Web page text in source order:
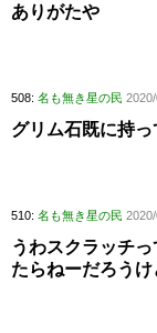
ありがたや
508: 名も無き星の民
グリム石既に持
510: 名も無き星の民
うわスクラッチ
たらねーだろうけ